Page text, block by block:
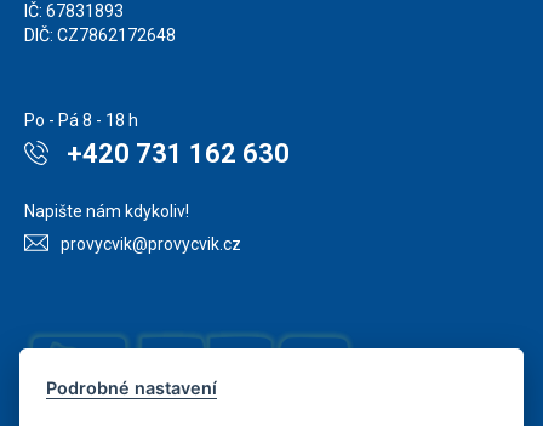
IČ: 67831893
DIČ: CZ7862172648
Po - Pá 8 - 18 h
+420 731 162 630
Napište nám kdykoliv!
provycvik@provycvik.cz
Podrobné nastavení